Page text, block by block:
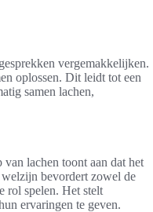
vergemakkelijken.
oplossen. Dit leidt tot een
samen lachen,
lachen toont aan dat het
bevordert zowel de
rol spelen. Het stelt
ervaringen te geven.